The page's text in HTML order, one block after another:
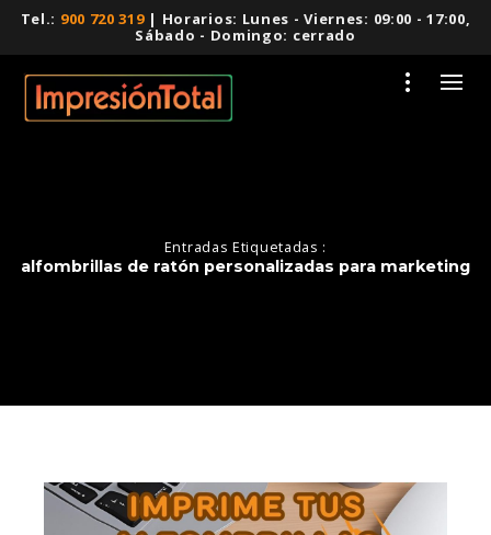
Tel.: 900 720 319| Horarios: Lunes - Viernes: 09:00 - 17:00,
Sábado - Domingo: cerrado
Entradas Etiquetadas :
alfombrillas de ratón personalizadas para marketing